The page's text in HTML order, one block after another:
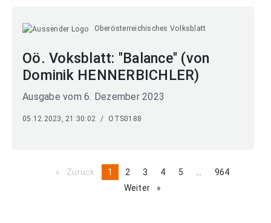
Oberösterreichisches Volksblatt
Oö. Voksblatt: "Balance" (von
Dominik HENNERBICHLER)
Ausgabe vom 6. Dezember 2023
05.12.2023, 21:30:02 / OTS0188
Zurück pageYou're
1 page
2 page
3 page
4 page
5 pagepage
964
Weiter
page